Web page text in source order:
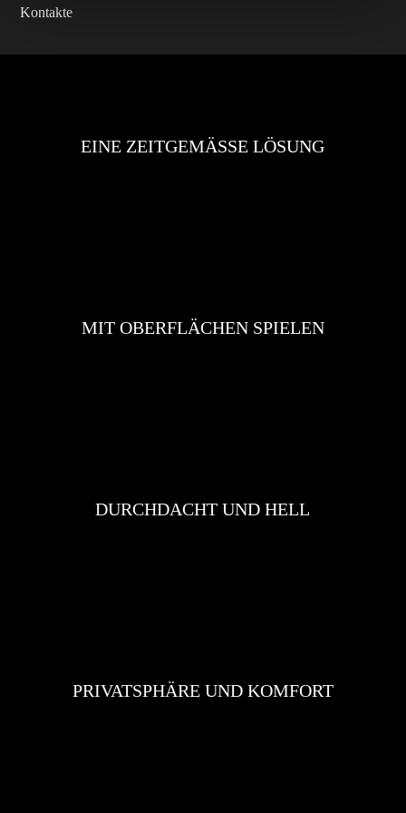
Kontakte
EINE ZEITGEMÄSSE LÖSUNG
MIT OBERFLÄCHEN SPIELEN
DURCHDACHT UND HELL
PRIVATSPHÄRE UND KOMFORT